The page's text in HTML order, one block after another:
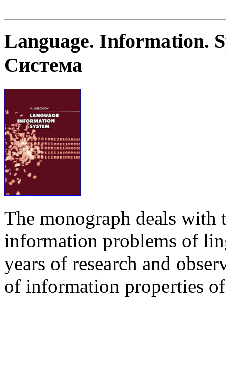
Language. Information.
Система
The monograph deals with
information problems of
years of research and
of information properties